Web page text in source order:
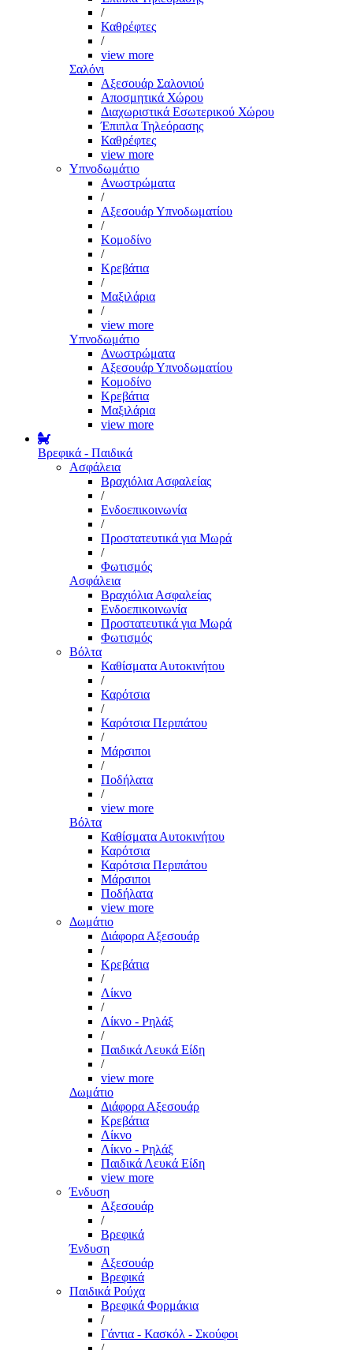
/
Καθρέφτες
/
view more
Σαλόνι
Αξεσουάρ Σαλονιού
Αποσμητικά Χώρου
Διαχωριστικά Εσωτερικού Χώρου
Έπιπλα Τηλεόρασης
Καθρέφτες
view more
Υπνοδωμάτιο
Ανωστρώματα
/
Αξεσουάρ Υπνοδωματίου
/
Κομοδίνο
/
Κρεβάτια
/
Μαξιλάρια
/
view more
Υπνοδωμάτιο
Ανωστρώματα
Αξεσουάρ Υπνοδωματίου
Κομοδίνο
Κρεβάτια
Μαξιλάρια
view more
Βρεφικά - Παιδικά
Ασφάλεια
Βραχιόλια Ασφαλείας
/
Ενδοεπικοινωνία
/
Προστατευτικά για Μωρά
/
Φωτισμός
Ασφάλεια
Βραχιόλια Ασφαλείας
Ενδοεπικοινωνία
Προστατευτικά για Μωρά
Φωτισμός
Βόλτα
Καθίσματα Αυτοκινήτου
/
Καρότσια
/
Καρότσια Περιπάτου
/
Μάρσιποι
/
Ποδήλατα
/
view more
Βόλτα
Καθίσματα Αυτοκινήτου
Καρότσια
Καρότσια Περιπάτου
Μάρσιποι
Ποδήλατα
view more
Δωμάτιο
Διάφορα Αξεσουάρ
/
Κρεβάτια
/
Λίκνο
/
Λίκνο - Ρηλάξ
/
Παιδικά Λευκά Είδη
/
view more
Δωμάτιο
Διάφορα Αξεσουάρ
Κρεβάτια
Λίκνο
Λίκνο - Ρηλάξ
Παιδικά Λευκά Είδη
view more
Ένδυση
Αξεσουάρ
/
Βρεφικά
Ένδυση
Αξεσουάρ
Βρεφικά
Παιδικά Ρούχα
Βρεφικά Φορμάκια
/
Γάντια - Κασκόλ - Σκούφοι